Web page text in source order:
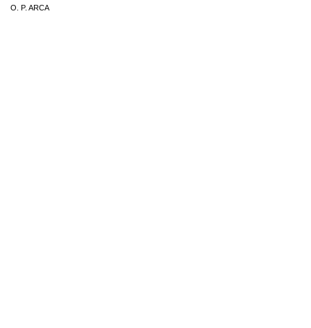
O. P. ARCA